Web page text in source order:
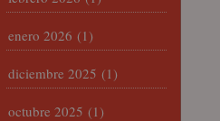
enero 2026 (1)
diciembre 2025 (1)
octubre 2025 (1)